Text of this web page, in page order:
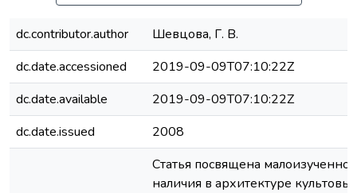
dc.contributor.author
Шевцова, Г. В.
dc.date.accessioned
2019-09-09T07:10:22Z
dc.date.available
2019-09-09T07:10:22Z
dc.date.issued
2008
Статья посвящена
наличия в архитектуре